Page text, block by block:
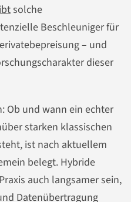
solche
Beschleuniger für
– und
dieser
Ob und wann ein echter
starken klassischen
ist nach aktuellem
belegt. Hybride
auch langsamer sein,
Datenübertragung